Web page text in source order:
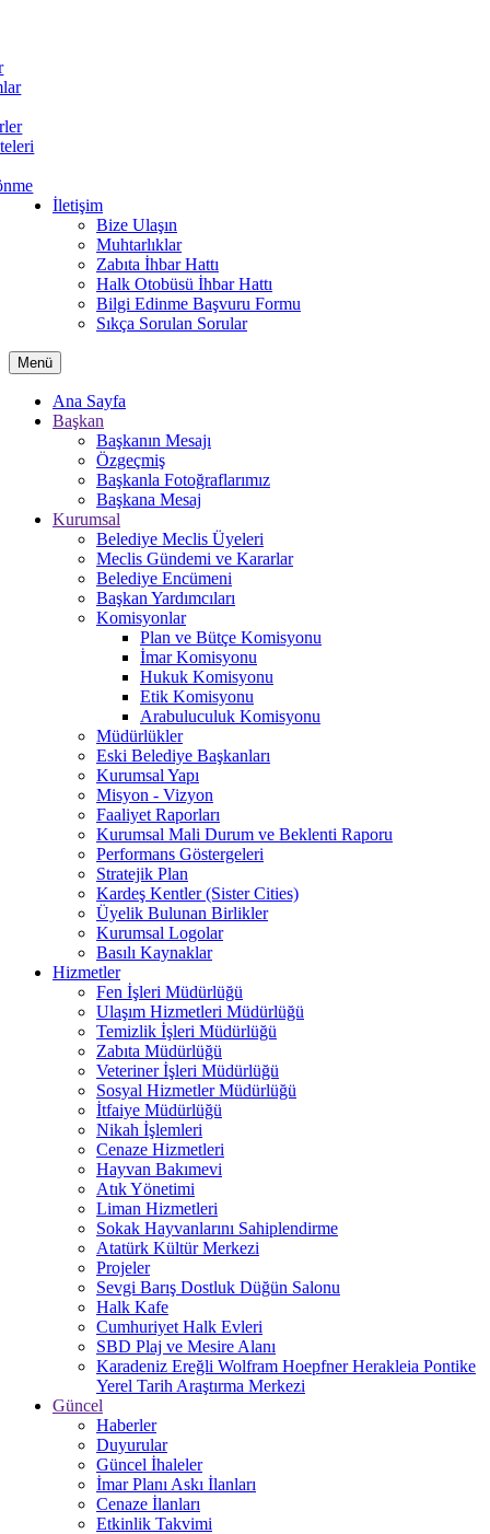
İletişim
Bize Ulaşın
Muhtarlıklar
Zabıta İhbar Hattı
Halk Otobüsü İhbar Hattı
Bilgi Edinme Başvuru Formu
Sıkça Sorulan Sorular
Menü
Ana Sayfa
Başkan
Başkanın Mesajı
Özgeçmiş
Başkanla Fotoğraflarımız
Başkana Mesaj
Kurumsal
Belediye Meclis Üyeleri
Meclis Gündemi ve Kararlar
Belediye Encümeni
Başkan Yardımcıları
Komisyonlar
Plan ve Bütçe Komisyonu
İmar Komisyonu
Hukuk Komisyonu
Etik Komisyonu
Arabuluculuk Komisyonu
Müdürlükler
Eski Belediye Başkanları
Kurumsal Yapı
Misyon - Vizyon
Faaliyet Raporları
Kurumsal Mali Durum ve Beklenti Raporu
Performans Göstergeleri
Stratejik Plan
Kardeş Kentler (Sister Cities)
Üyelik Bulunan Birlikler
Kurumsal Logolar
Basılı Kaynaklar
Hizmetler
Fen İşleri Müdürlüğü
Ulaşım Hizmetleri Müdürlüğü
Temizlik İşleri Müdürlüğü
Zabıta Müdürlüğü
Veteriner İşleri Müdürlüğü
Sosyal Hizmetler Müdürlüğü
İtfaiye Müdürlüğü
Nikah İşlemleri
Cenaze Hizmetleri
Hayvan Bakımevi
Atık Yönetimi
Liman Hizmetleri
Sokak Hayvanlarını Sahiplendirme
Atatürk Kültür Merkezi
Projeler
Sevgi Barış Dostluk Düğün Salonu
Halk Kafe
Cumhuriyet Halk Evleri
SBD Plaj ve Mesire Alanı
Karadeniz Ereğli Wolfram Hoepfner Herakleia Pontike
Yerel Tarih Araştırma Merkezi
Güncel
Haberler
Duyurular
Güncel İhaleler
İmar Planı Askı İlanları
Cenaze İlanları
Etkinlik Takvimi